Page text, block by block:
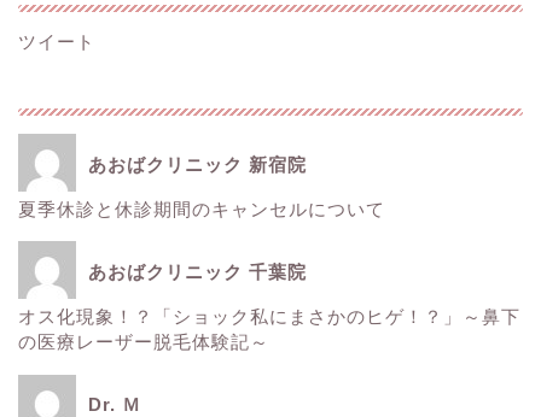
ツイート
あおばクリニック 新宿院
夏季休診と休診期間のキャンセルについて
あおばクリニック 千葉院
オス化現象！？「ショック私にまさかのヒゲ！？」～鼻下
の医療レーザー脱毛体験記～
Dr. Ｍ
■美容情報■